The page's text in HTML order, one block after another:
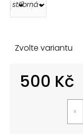
Zvolte variantu
500 Kč